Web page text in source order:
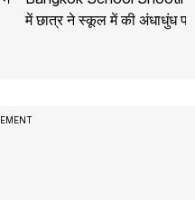
में छात्र ने स्कूल में की अंधाधुंध